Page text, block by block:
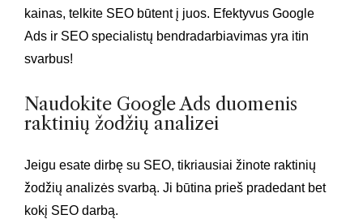
kainas, telkite SEO būtent į juos. Efektyvus Google
Ads ir SEO specialistų bendradarbiavimas yra itin
svarbus!
Naudokite Google Ads duomenis
raktinių žodžių analizei
Jeigu esate dirbę su SEO, tikriausiai žinote raktinių
žodžių analizės svarbą. Ji būtina prieš pradedant bet
kokį SEO darbą.